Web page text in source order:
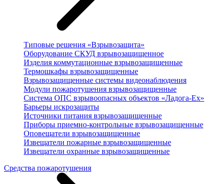
Типовые решения «Взрывозащита»
Оборудование СКУД взрывозащищенное
Изделия коммутационные взрывозащищенные
Термошкафы взрывозащищенные
Взрывозащищенные системы видеонаблюдения
Модули пожаротушения взрывозащищенные
Система ОПС взрывоопасных объектов «Ладога-Ex»
Барьеры искрозащиты
Источники питания взрывозащищенные
Приборы приемно-контрольные взрывозащищенные
Оповещатели взрывозащищенные
Извещатели пожарные взрывозащищенные
Извещатели охранные взрывозащищенные
Средства пожаротушения